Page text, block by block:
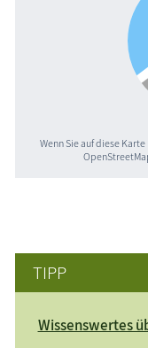
Wenn Sie auf diese
TIPP
Wissenswertes